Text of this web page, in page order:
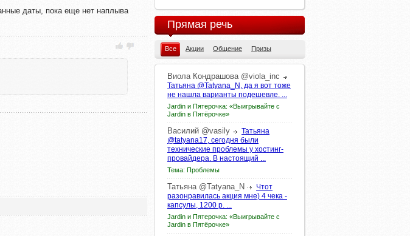
даты, пока еще нет наплыва
Прямая речь
Все Акции Общение Призы
Виола Кондрашова @viola_inc
Татьяна @Tatyana_N, да я вот тоже
не нашла варианты подешевле. ...
Jardin и Пятерочка: «Выигрывайте с
Jardin в Пятёрочке»
Василий @vasily
Татьяна
@tatyana17, сегодня были
технические проблемы у хостинг-
провайдера. В настоящий ...
Тема: Проблемы
Татьяна @Tatyana_N
Чтот
разонравилась акция мне) 4 чека -
капсулы, 1200 р. ...
Jardin и Пятерочка: «Выигрывайте с
Jardin в Пятёрочке»